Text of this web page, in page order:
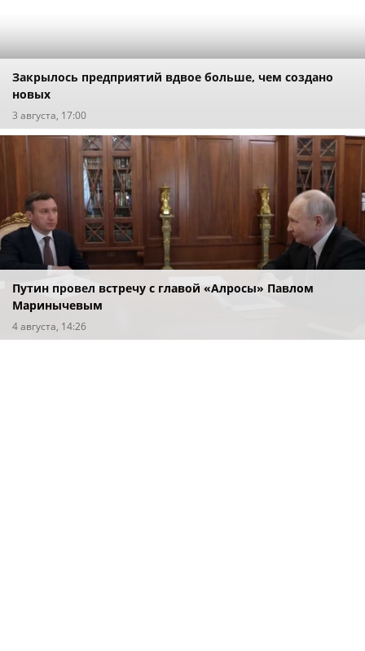
Закрылось предприятий вдвое больше, чем создано
новых
3 августа, 17:00
Путин провел встречу с главой «Алросы» Павлом
Маринычевым
4 августа, 14:26